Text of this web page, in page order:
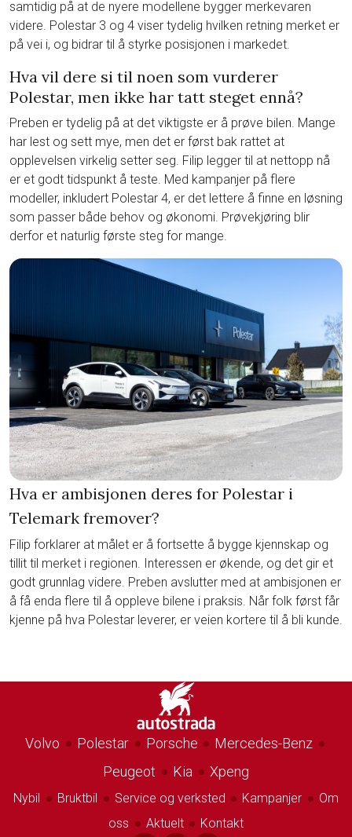
samtidig på at de nyere modellene bygger merkevaren
videre. Polestar 3 og 4 viser tydelig hvilken retning merket er
på vei i, og bidrar til å styrke posisjonen i markedet.
Hva vil dere si til noen som vurderer
Polestar, men ikke har tatt steget ennå?
Preben er tydelig på at det viktigste er å prøve bilen. Mange
har lest og sett mye, men det er først bak rattet at
opplevelsen virkelig setter seg. Filip legger til at nettopp nå
er et godt tidspunkt å teste. Med kampanjer på flere
modeller, inkludert Polestar 4, er det lettere å finne en løsning
som passer både behov og økonomi. Prøvekjøring blir
derfor et naturlig første steg for mange.
Hva er ambisjonen deres for Polestar i
Telemark fremover?
Filip forklarer at målet er å fortsette å bygge kjennskap og
tillit til merket i regionen. Interessen er økende, og det gir et
godt grunnlag videre. Preben avslutter med at ambisjonen er
å få enda flere til å oppleve bilene i praksis. Når folk først får
kjenne på hva Polestar leverer, er veien kortere til å bli kunde.
Volvo circle Polestar circle Porsche circle Mercedes-Benz circle
Peugeot circle Kia circle Xpeng
Nybil circle Bruktbil circle Service og verksted circle Kampanjer circle
Om
oss
circle Aktuelt circle Kontakt